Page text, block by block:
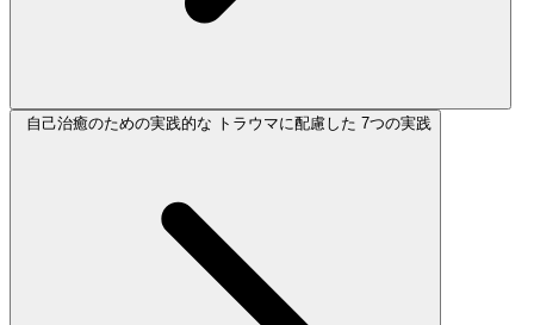
自己治癒のための実践的な トラウマに配慮した 7つの実践